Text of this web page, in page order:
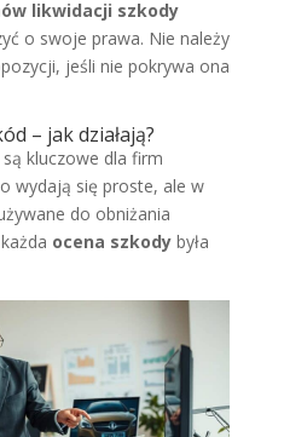
likwidacji szkody
o swoje prawa. Nie należy
jeśli nie pokrywa ona
– jak działają?
kluczowe dla firm
wydają się proste, ale w
do obniżania
ocena szkodybyła